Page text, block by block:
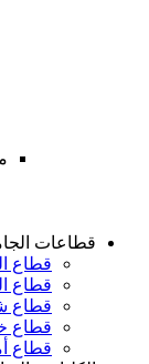
قطاعات
قطاع
قطاع
قطاع
قطاع
قطاع